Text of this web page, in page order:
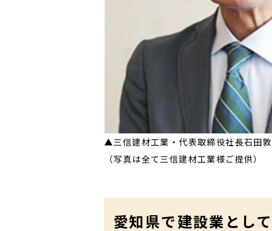
▲三信建材工業・代表取締役社長石田
（写真は全て三信建材工業様ご提供）
愛知県で建設業とし